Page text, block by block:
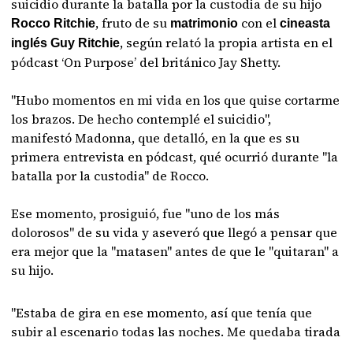
suicidio durante la batalla por la custodia de su hijo
Rocco Ritchie, fruto de su matrimonio con elcineasta
inglés Guy Ritchie, según relató la propia artista en el
pódcast ‘On Purpose’ del británico Jay Shetty.
"Hubo momentos en mi vida en los que quise cortarme
los brazos. De hecho contemplé el suicidio",
manifestó Madonna, que detalló, en la que es su
primera entrevista en pódcast, qué ocurrió durante "la
batalla por la custodia" de Rocco.
Ese momento, prosiguió, fue "uno de los más
dolorosos" de su vida y aseveró que llegó a pensar que
era mejor que la "matasen" antes de que le "quitaran" a
su hijo.
"Estaba de gira en ese momento, así que tenía que
subir al escenario todas las noches. Me quedaba tirada